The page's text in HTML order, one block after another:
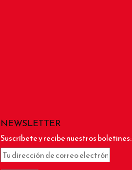
NEWSLETTER
Suscríbete y recibe nuestros boletines: